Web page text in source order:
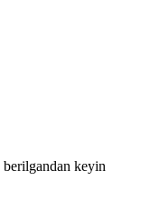
keyin